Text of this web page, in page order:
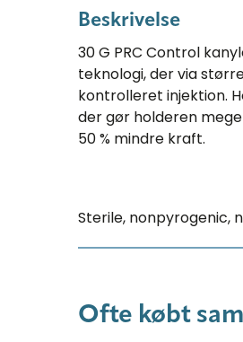
Beskrivelse
30 G PRC Control
teknologi, der via
kontrolleret injektion.
der gør holderen
50 % mindre kraft.
Sterile, nonpyrogenic,
Ofte købt